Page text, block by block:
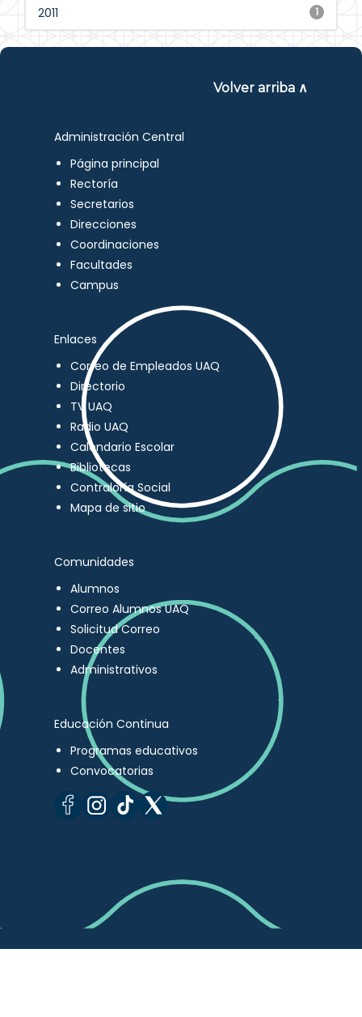
1
2011
Volver arriba ∧
Administración Central
Página principal
Rectoría
Secretarios
Direcciones
Coordinaciones
Facultades
Campus
Enlaces
Correo de Empleados UAQ
Directorio
TV UAQ
Radio UAQ
Calendario Escolar
Bibliotecas
Contraloría Social
Mapa de sitio
Comunidades
Alumnos
Correo Alumnos UAQ
Solicitud Correo
Docentes
Administrativos
Educación Continua
Programas educativos
Convocatorias